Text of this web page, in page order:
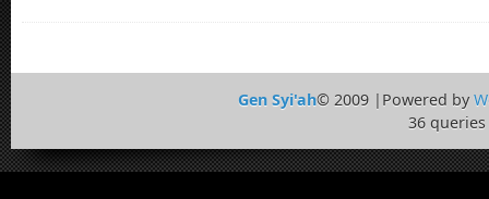
Gen Syi'ah© 2009 |Powered by
36 queries